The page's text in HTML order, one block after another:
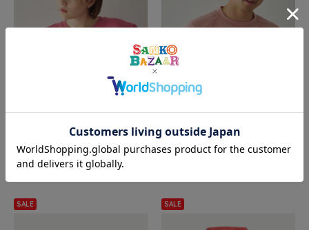
go slow caravan
詰め天竺 レギュラーフィットS/S
TEE《ロゴ》(MENS)
¥2,695 30% OFF
go slow caravan
詰め天竺 レギュラーS/STEE《Ha
SALE SALE